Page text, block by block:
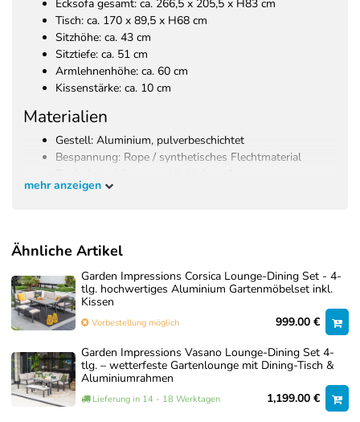
Ecksofa gesamt: ca. 266,5 x 205,5 x H83 cm
Tisch: ca. 170 x 89,5 x H68 cm
Sitzhöhe: ca. 43 cm
Sitztiefe: ca. 51 cm
Armlehnenhöhe: ca. 60 cm
Kissenstärke: ca. 10 cm
Materialien
Gestell: Aluminium, pulverbeschichtet
Bespannung: Rope / synthetisches Flechtmaterial
Kissenbezug: Polyester
1x Tisch
2x Sofateile
1x Eckelement
1x Zwischenelement
mehr anzeigen
Ähnliche Artikel
Garden Impressions Corsica Lounge-Dining Set - 4-
tlg. hochwertiges Aluminium Gartenmöbelset inkl.
Kissen
Vorbestellung möglich 999.00 €
Garden Impressions Vasano Lounge-Dining Set 4-
tlg. – wetterfeste Gartenlounge mit Dining-Tisch &
Aluminiumrahmen
Lieferung in 14 - 18 Werktagen 1,199.00 €